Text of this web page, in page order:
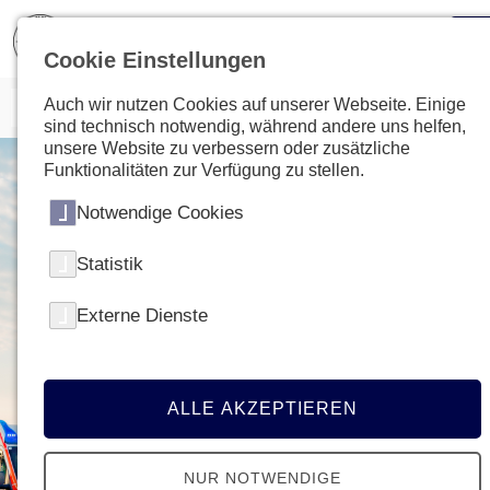
Cookie Einstellungen
Auch wir nutzen Cookies auf unserer Webseite. Einige
sind technisch notwendig, während andere uns helfen,
unsere Website zu verbessern oder zusätzliche
Funktionalitäten zur Verfügung zu stellen.
Notwendige Cookies
Statistik
Externe Dienste
ALLE AKZEPTIEREN
NUR NOTWENDIGE